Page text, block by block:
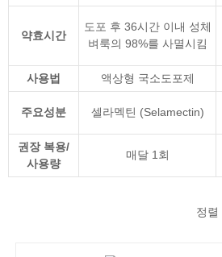
약효시간
도포 후 36시간 이내 성체
벼룩의 98%를 사멸시킴
사용법
액상형 국소도포제
주요성분 셀라멕틴 (Selamectin)
권장 복용/
사용량
매달 1회
정렬